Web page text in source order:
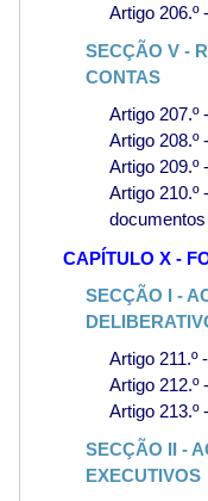
Artigo 206.º
SECÇÃO V -
CONTAS
Artigo 207.º
Artigo 208.º
Artigo 209.º
Artigo 210.º
documentos
CAPÍTULO X -
SECÇÃO I -
Artigo 211.º
Artigo 212.º
Artigo 213.º
SECÇÃO II -
EXECUTIVOS